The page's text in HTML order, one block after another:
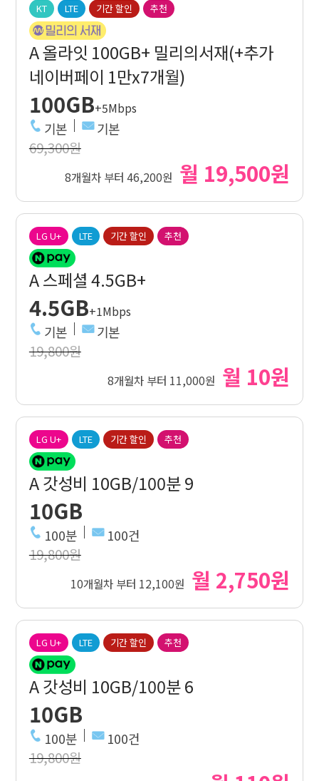
KT LTE 기간 할인 추천
A 올라잇 100GB+ 밀리의서재(+추가
네이버페이 1만x7개월)
100GB+5Mbps
기본 기본
69,300원
8개월차 부터 46,200원 월 19,500원
LG U+ LTE 기간 할인 추천
A 스페셜 4.5GB+
4.5GB+1Mbps
기본 기본
19,800원
8개월차 부터 11,000원 월 10원
LG U+ LTE 기간 할인 추천
A 갓성비 10GB/100분 9
10GB
100분 100건
19,800원
10개월차 부터 12,100원 월 2,750원
LG U+ LTE 기간 할인 추천
A 갓성비 10GB/100분 6
10GB
100분 100건
19,800원